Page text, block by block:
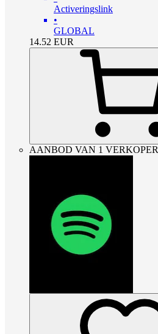
Activeringslink
•
GLOBAL
14.52 EUR
AANBOD VAN 1 VERKOPER